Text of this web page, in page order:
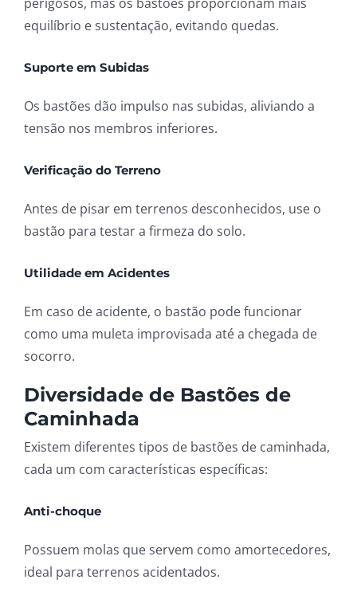
equilíbrio e sustentação, evitando quedas.
Suporte em Subidas
Os bastões dão impulso nas subidas, aliviando a
tensão nos membros inferiores.
Verificação do Terreno
Antes de pisar em terrenos desconhecidos, use o
bastão para testar a firmeza do solo.
Utilidade em Acidentes
Em caso de acidente, o bastão pode funcionar
como uma muleta improvisada até a chegada de
socorro.
Diversidade de Bastões de
Caminhada
Existem diferentes tipos de bastões de caminhada,
cada um com características específicas:
Anti-choque
Possuem molas que servem como amortecedores,
ideal para terrenos acidentados.